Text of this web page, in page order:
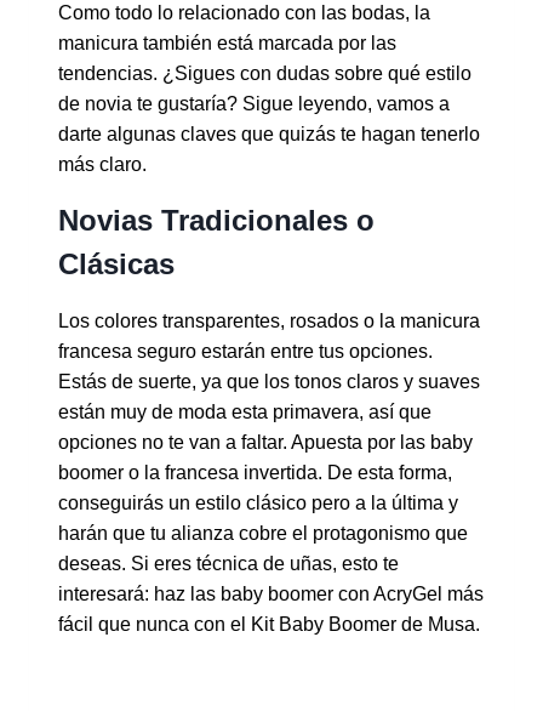
Como todo lo relacionado con las bodas, la
manicura también está marcada por las
tendencias. ¿Sigues con dudas sobre qué estilo
de novia te gustaría? Sigue leyendo, vamos a
darte algunas claves que quizás te hagan tenerlo
más claro.
Novias Tradicionales o
Clásicas
Los colores transparentes, rosados o la manicura
francesa seguro estarán entre tus opciones.
Estás de suerte, ya que los tonos claros y suaves
están muy de moda esta primavera, así que
opciones no te van a faltar. Apuesta por las baby
boomer o la francesa invertida. De esta forma,
conseguirás un estilo clásico pero a la última y
harán que tu alianza cobre el protagonismo que
deseas. Si eres técnica de uñas, esto te
interesará: haz las baby boomer con AcryGel más
fácil que nunca con el Kit Baby Boomer de Musa.